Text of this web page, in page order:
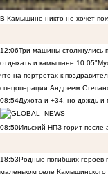
В Камышине никто не хочет
12:06Три машины столкнулись
отдыхать и камышане 10:05
что на портретах к
спецоперации Андреем
08:54Духота и +34, но дождь и
08:50Ильский НПЗ горит после
18:53Родные погибших героев
маленьком селе